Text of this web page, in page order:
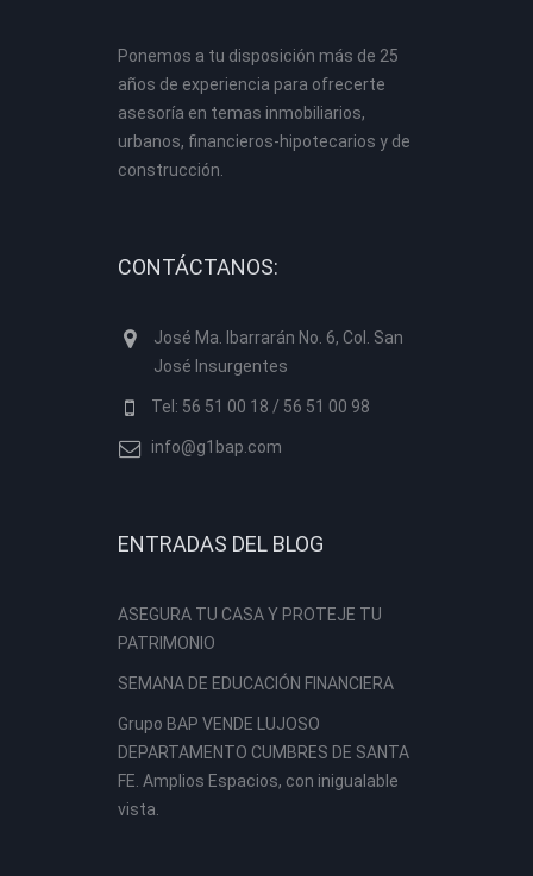
Ponemos a tu disposición más de 25
años de experiencia para ofrecerte
asesoría en temas inmobiliarios,
urbanos, financieros-hipotecarios y de
construcción.
CONTÁCTANOS:
José Ma. Ibarrarán No. 6, Col. San
José Insurgentes
Tel: 56 51 00 18 / 56 51 00 98
info@g1bap.com
ENTRADAS DEL BLOG
ASEGURA TU CASA Y PROTEJE TU
PATRIMONIO
SEMANA DE EDUCACIÓN FINANCIERA
Grupo BAP VENDE LUJOSO
DEPARTAMENTO CUMBRES DE SANTA
FE. Amplios Espacios, con inigualable
vista.